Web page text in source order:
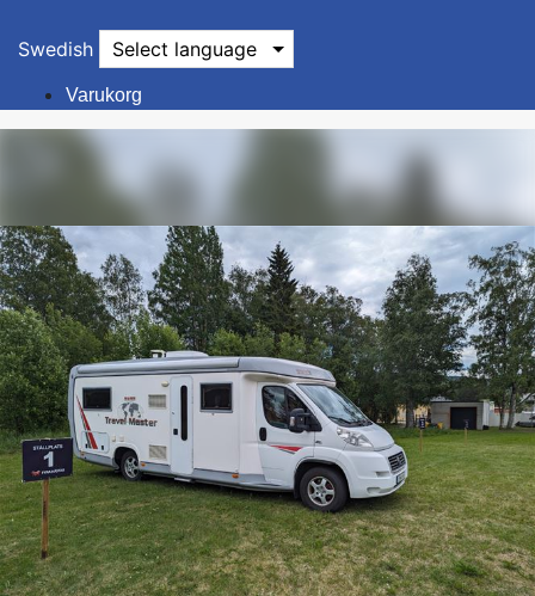
Swedish Select language
Varukorg